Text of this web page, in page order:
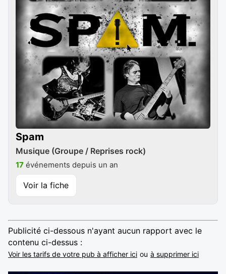
Spam
Musique (Groupe / Reprises rock)
17 événements depuis un an
Voir la fiche
Publicité ci-dessous n'ayant aucun rapport avec le
contenu ci-dessus :
Voir les tarifs de votre pub à afficher ici ou à supprimer ici